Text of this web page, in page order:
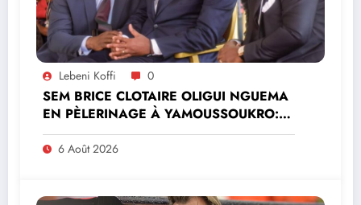
Lebeni Koffi 0
SEM BRICE CLOTAIRE OLIGUI NGUEMA
EN PÈLERINAGE À YAMOUSSOUKRO:LE
MINISTRE PAULIN CLAUDE DANHO
PREND PART À LA CÉRÉMONIE
6 Août 2026